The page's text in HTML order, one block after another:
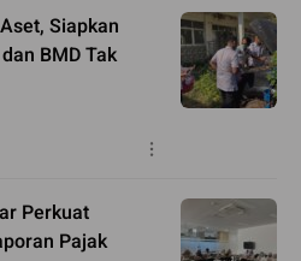
Siapkan
BMD Tak
Perkuat
Pajak